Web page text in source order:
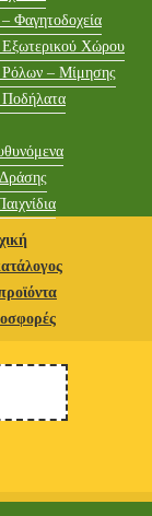
Φαγητοδοχεία
Εξωτερικού Χώρου
Ρόλων – Μίμησης
Ποδήλατα